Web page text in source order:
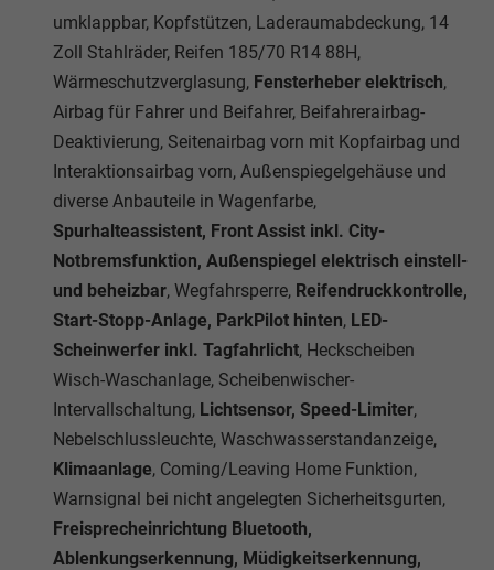
umklappbar, Kopfstützen, Laderaumabdeckung, 14
Zoll Stahlräder, Reifen 185/70 R14 88H,
Wärmeschutzverglasung, Fensterheber elektrisch,
Airbag für Fahrer und Beifahrer, Beifahrerairbag-
Deaktivierung, Seitenairbag vorn mit Kopfairbag und
Interaktionsairbag vorn, Außenspiegelgehäuse und
diverse Anbauteile in Wagenfarbe,
Spurhalteassistent, Front Assist inkl. City-
Notbremsfunktion, Außenspiegel elektrisch einstell-
und beheizbar, Wegfahrsperre, Reifendruckkontrolle,
Start-Stopp-Anlage, ParkPilot hinten, LED-
Scheinwerfer inkl. Tagfahrlicht, Heckscheiben
Wisch-Waschanlage, Scheibenwischer-
Intervallschaltung, Lichtsensor, Speed-Limiter,
Nebelschlussleuchte, Waschwasserstandanzeige,
Klimaanlage, Coming/Leaving Home Funktion,
Warnsignal bei nicht angelegten Sicherheitsgurten,
Freisprecheinrichtung Bluetooth,
Ablenkungserkennung, Müdigkeitserkennung,